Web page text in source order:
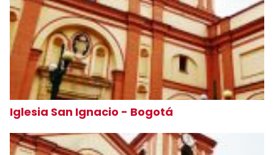
Iglesia San Ignacio - Bogotá